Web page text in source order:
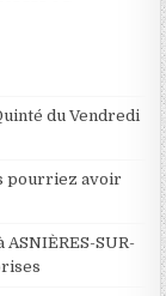
du Vendredi
pourriez avoir
SUR-